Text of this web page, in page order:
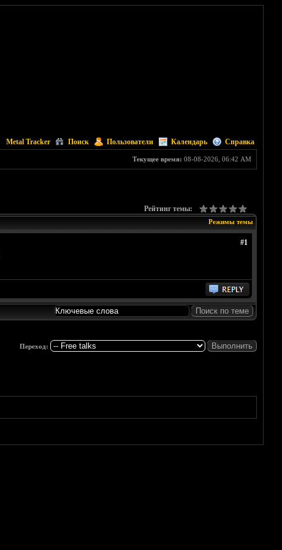
Metal Tracker Поиск Пользователи Календарь Справка
Текущее время: 08-08-2026, 06:42 AM
Рейтинг темы:
Режимы темы
#1
Переход: